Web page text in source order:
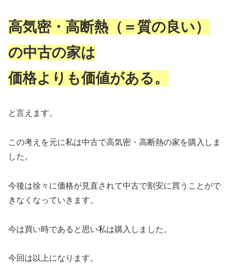
高気密・高断熱（＝質の良い）
の中古の家は
価格よりも価値がある。
と言えます。
この考えを元に私は中古で高気密・高断熱の家を購入しま
した。
今後は徐々に価格が見直されて中古で割安に買うことがで
きなくなっていきます。
今は買い時であると思い私は購入しました。
今回は以上になります。